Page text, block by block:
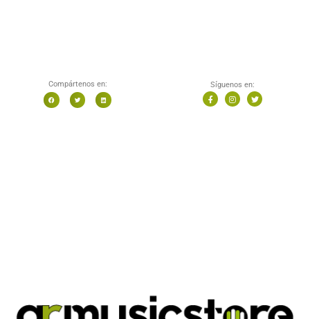
Compártenos en: Síguenos en: